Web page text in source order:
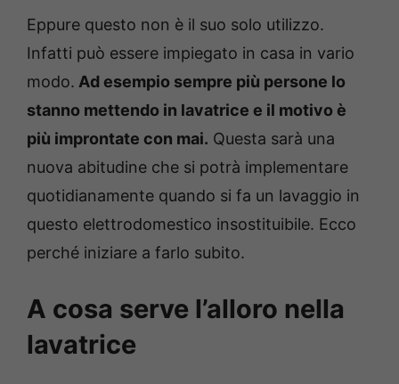
Eppure questo non è il suo solo utilizzo.
Infatti può essere impiegato in casa in vario
modo. Ad esempio sempre più persone lo
stanno mettendo in lavatrice e il motivo è
più improntate con mai. Questa sarà una
nuova abitudine che si potrà implementare
quotidianamente quando si fa un lavaggio in
questo elettrodomestico insostituibile. Ecco
perché iniziare a farlo subito.
A cosa serve l’alloro nella
lavatrice